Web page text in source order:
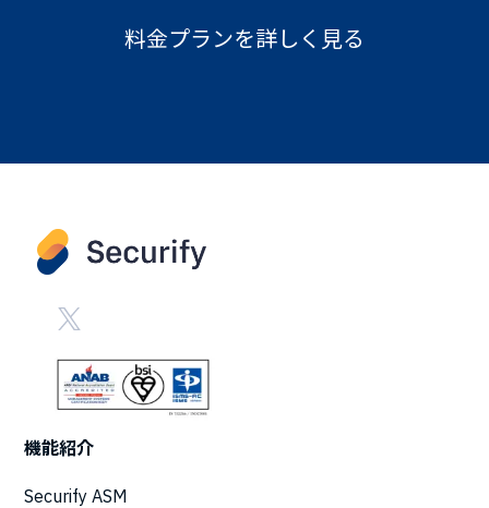
料金プランを詳しく見る
機能紹介
Securify ASM